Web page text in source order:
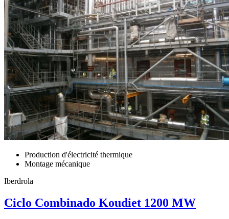
Production d'électricité thermique
Montage mécanique
Iberdrola
Ciclo Combinado Koudiet 1200 MW